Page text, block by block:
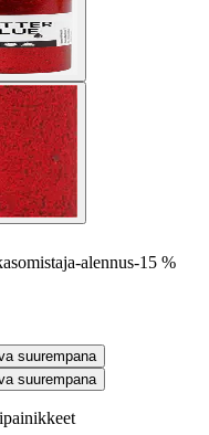
alennus-15 %
suurempana
suurempana